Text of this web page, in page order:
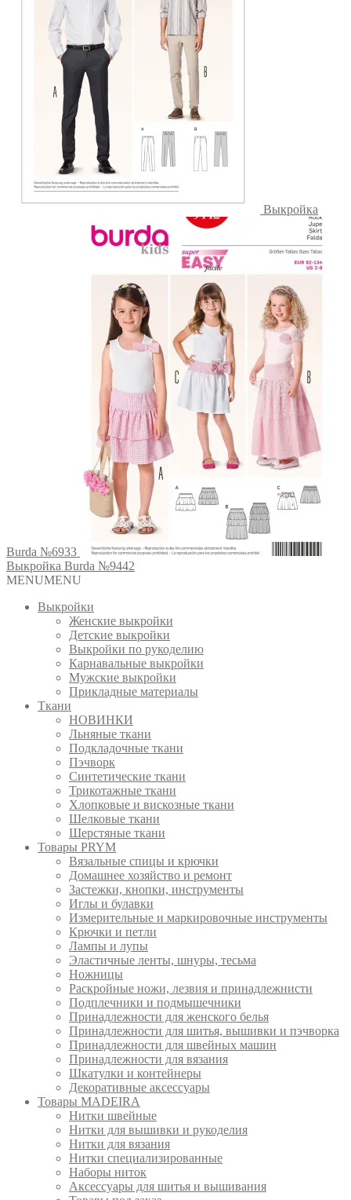
Выкройка
Burda №6933
Выкройка Burda №9442
MENUMENU
Выкройки
Женские выкройки
Детские выкройки
Выкройки по рукоделию
Карнавальные выкройки
Мужские выкройки
Прикладные материалы
Ткани
НОВИНКИ
Льняные ткани
Подкладочные ткани
Пэчворк
Синтетические ткани
Трикотажные ткани
Хлопковые и вискозные ткани
Шелковые ткани
Шерстяные ткани
Товары PRYM
Вязальные спицы и крючки
Домашнее хозяйство и ремонт
Застежки, кнопки, инструменты
Иглы и булавки
Измерительные и маркировочные инструменты
Крючки и петли
Лампы и лупы
Эластичные ленты, шнуры, тесьма
Ножницы
Раскройные ножи, лезвия и принадлежнисти
Подплечники и подмышечники
Принадлежности для женского белья
Принадлежности для шитья, вышивки и пэчворка
Принадлежности для швейных машин
Принадлежности для вязания
Шкатулки и контейнеры
Декоративные аксессуары
Товары MADEIRA
Нитки швейные
Нитки для вышивки и рукоделия
Нитки для вязания
Нитки специализированные
Наборы ниток
Аксессуары для шитья и вышивания